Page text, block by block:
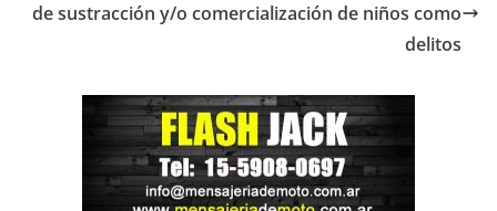
de sustracción y/o comercialización de niños como
delitos